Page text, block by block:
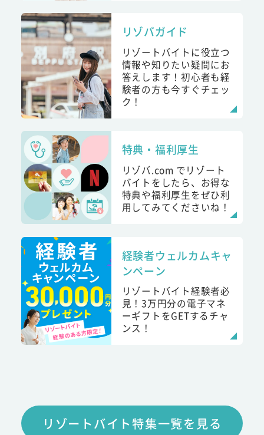
リゾバガイド
リゾートバイトに役立つ
情報や知りたい疑問にお
答えします！初心者も経
験者の方も今すぐチェッ
ク！
特典・福利厚生
リゾバ.com でリゾート
バイトをしたら、お得な
特典や福利厚生をぜひ利
用してみてくださいね！
経験者ウェルカムキャ
ンペーン
リゾートバイト経験者必
見！3万円分の電子マネ
ーギフトをGETするチャ
ンス！
リゾートバイト特集一覧を見る